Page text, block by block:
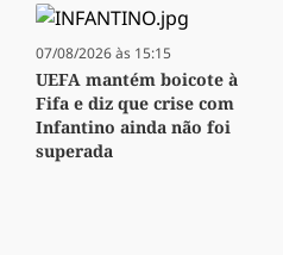
07/08/2026 às 15:15
UEFA mantém boicote à
Fifa e diz que crise com
Infantino ainda não foi
superada